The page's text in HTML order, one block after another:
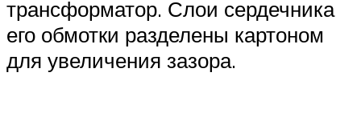
трансформатор. Слои сердечника
его обмотки разделены картоном
для увеличения зазора.